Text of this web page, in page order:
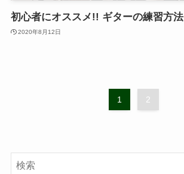
初心者にオススメ!! ギターの練習方法
2020年8月12日
1 2